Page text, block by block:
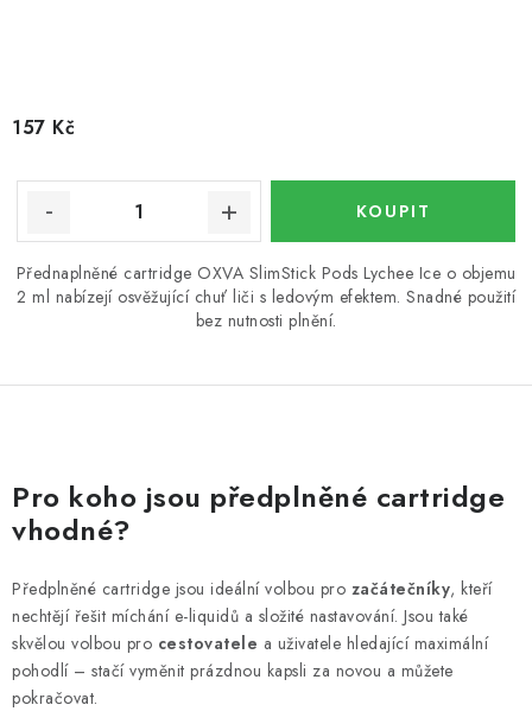
157 Kč
Přednaplněné cartridge OXVA SlimStick Pods Lychee Ice o objemu
2 ml nabízejí osvěžující chuť liči s ledovým efektem. Snadné použití
bez nutnosti plnění.
v
l
á
d
a
c
í
p
Pro koho jsou předplněné cartridge
vhodné?
Předplněné cartridge jsou ideální volbou pro začátečníky, kteří
nechtějí řešit míchání e-liquidů a složité nastavování. Jsou také
skvělou volbou pro cestovatele a uživatele hledající maximální
pohodlí – stačí vyměnit prázdnou kapsli za novou a můžete
pokračovat.